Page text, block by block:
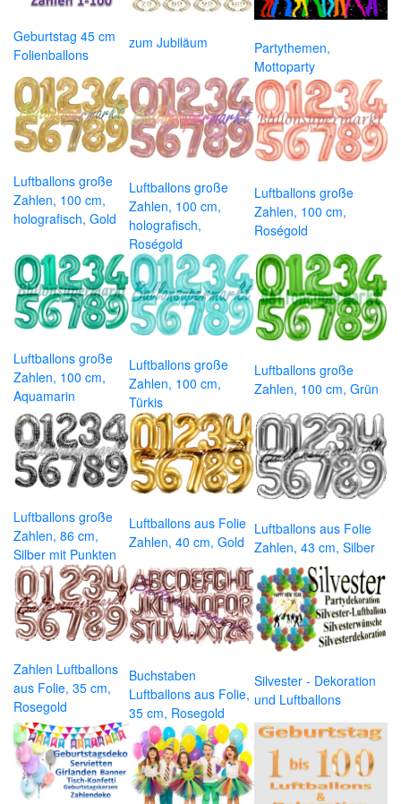
Geburtstag 45 cm
Folienballons
zum Jubiläum
Partythemen,
Mottoparty
Luftballons große
Zahlen, 100 cm,
holografisch, Gold
Luftballons große
Zahlen, 100 cm,
holografisch,
Roségold
Luftballons große
Zahlen, 100 cm,
Roségold
Luftballons große
Zahlen, 100 cm,
Aquamarin
Luftballons große
Zahlen, 100 cm,
Türkis
Luftballons große
Zahlen, 100 cm, Grün
Luftballons große
Zahlen, 86 cm,
Silber mit Punkten
Luftballons aus Folie
Zahlen, 40 cm, Gold
Luftballons aus Folie
Zahlen, 43 cm, Silber
Zahlen Luftballons
aus Folie, 35 cm,
Rosegold
Buchstaben
Luftballons aus Folie,
35 cm, Rosegold
Silvester - Dekoration
und Luftballons